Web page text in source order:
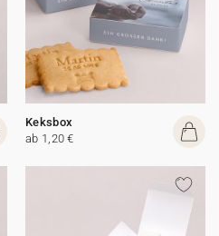
Keksbox
ab 1,20 €